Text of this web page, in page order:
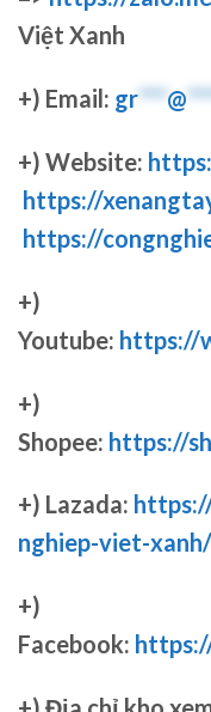
Việt Xanh
+) Email: gr***@
+) Website:
https://
https://
+)
Youtube: https://
+)
Shopee: https://
+) Lazada:
nghiep-viet-xanh/
+)
Facebook: